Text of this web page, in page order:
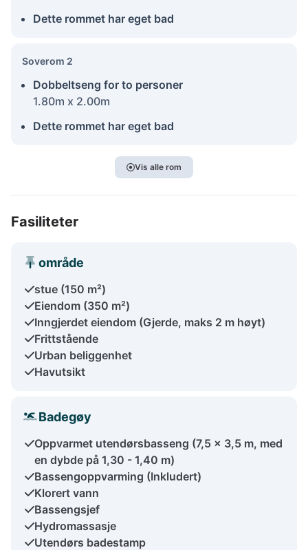
Dette rommet har eget bad
Soverom 2
Dobbeltseng for to personer
1.80m x 2.00m
Dette rommet har eget bad
Vis alle rom
Fasiliteter
område
stue (150 m²)
Eiendom (350 m²)
Inngjerdet eiendom (Gjerde, maks 2 m høyt)
Frittstående
Urban beliggenhet
Havutsikt
Badegøy
Oppvarmet utendørsbasseng (7,5 x 3,5 m, med
en dybde på 1,30 - 1,40 m)
Bassengoppvarming (Inkludert)
Klorert vann
Bassengsjef
Hydromassasje
Utendørs badestamp